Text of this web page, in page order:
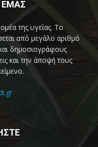
ΕΜΑΣ
της υγείας. Το
από μεγάλο αριθμό
δημοσιογράφους
και την άποψή τους